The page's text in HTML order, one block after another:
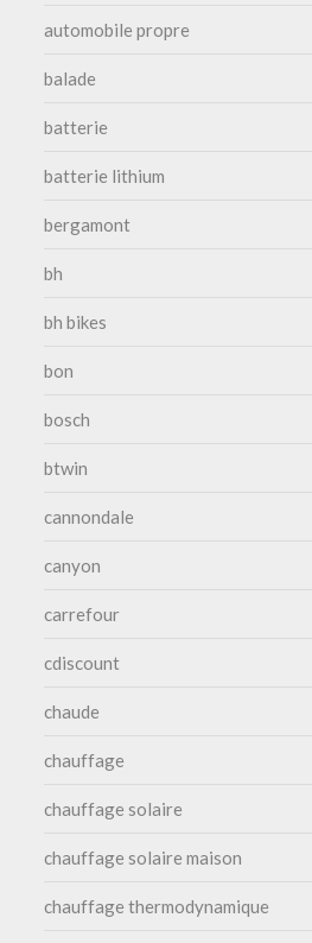
automobile propre
balade
batterie
batterie lithium
bergamont
bh
bh bikes
bon
bosch
btwin
cannondale
canyon
carrefour
cdiscount
chaude
chauffage
chauffage solaire
chauffage solaire maison
chauffage thermodynamique